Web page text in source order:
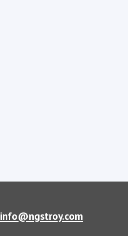
info@ngstroy.com